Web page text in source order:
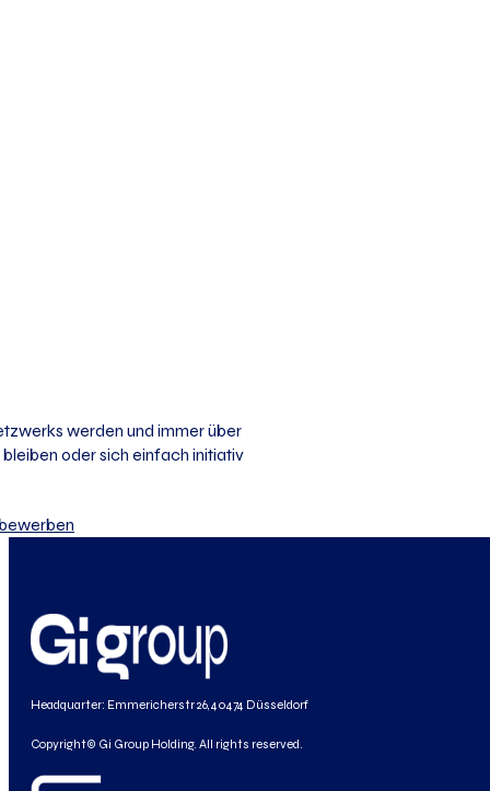
werden und immer über
oder sich einfach initiativ
Headquarter: Emmericherstr 26, 40474 Düsseldorf
Copyright© Gi Group Holding. All rights reserved.